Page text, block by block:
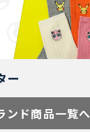
ー
ンド商品一覧へ